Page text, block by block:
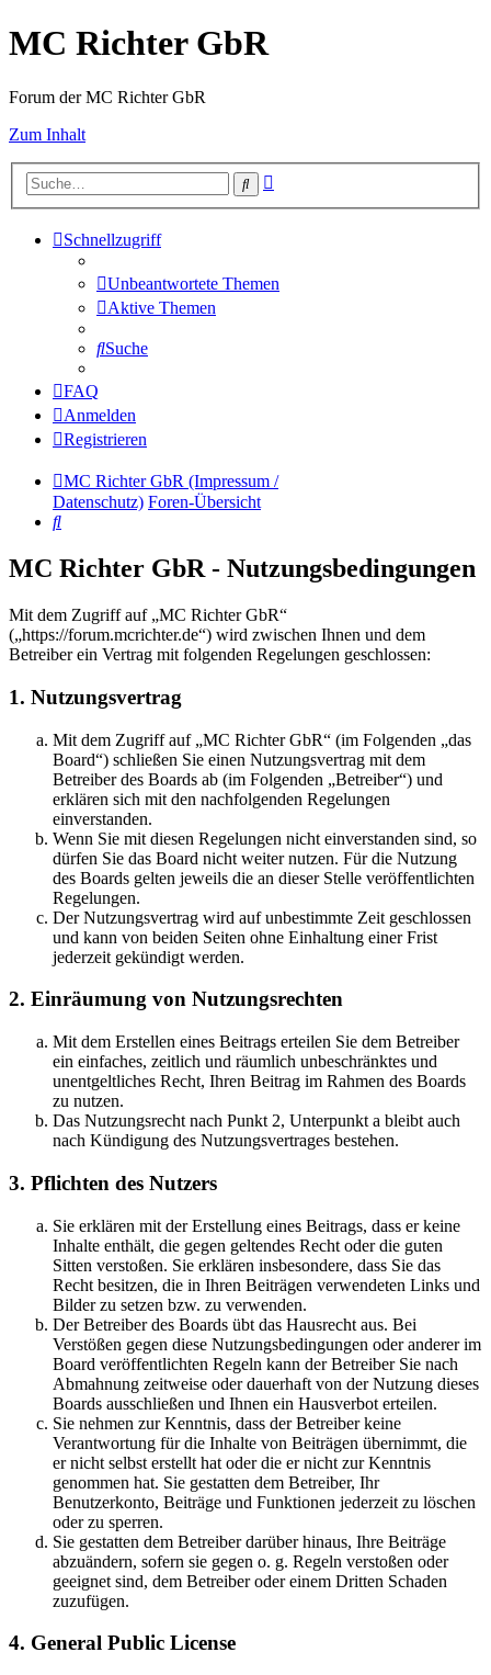
MC Richter GbR
Forum der MC Richter GbR
Zum Inhalt
Suche
Schnellzugriff
Unbeantwortete Themen
Aktive Themen
Suche
FAQ
Anmelden
Registrieren
MC Richter GbR (Impressum /
Datenschutz) Foren-Übersicht
Suche
MC Richter GbR - Nutzungsbedingungen
Mit dem Zugriff auf „MC Richter GbR“
(„https://forum.mcrichter.de“) wird zwischen Ihnen und dem
Betreiber ein Vertrag mit folgenden Regelungen geschlossen:
1. Nutzungsvertrag
Mit dem Zugriff auf „MC Richter GbR“ (im Folgenden „das
Board“) schließen Sie einen Nutzungsvertrag mit dem
Betreiber des Boards ab (im Folgenden „Betreiber“) und
erklären sich mit den nachfolgenden Regelungen
einverstanden.
Wenn Sie mit diesen Regelungen nicht einverstanden sind, so
dürfen Sie das Board nicht weiter nutzen. Für die Nutzung
des Boards gelten jeweils die an dieser Stelle veröffentlichten
Regelungen.
Der Nutzungsvertrag wird auf unbestimmte Zeit geschlossen
und kann von beiden Seiten ohne Einhaltung einer Frist
jederzeit gekündigt werden.
2. Einräumung von Nutzungsrechten
Mit dem Erstellen eines Beitrags erteilen Sie dem Betreiber
ein einfaches, zeitlich und räumlich unbeschränktes und
unentgeltliches Recht, Ihren Beitrag im Rahmen des Boards
zu nutzen.
Das Nutzungsrecht nach Punkt 2, Unterpunkt a bleibt auch
nach Kündigung des Nutzungsvertrages bestehen.
3. Pflichten des Nutzers
Sie erklären mit der Erstellung eines Beitrags, dass er keine
Inhalte enthält, die gegen geltendes Recht oder die guten
Sitten verstoßen. Sie erklären insbesondere, dass Sie das
Recht besitzen, die in Ihren Beiträgen verwendeten Links und
Bilder zu setzen bzw. zu verwenden.
Der Betreiber des Boards übt das Hausrecht aus. Bei
Verstößen gegen diese Nutzungsbedingungen oder anderer im
Board veröffentlichten Regeln kann der Betreiber Sie nach
Abmahnung zeitweise oder dauerhaft von der Nutzung dieses
Boards ausschließen und Ihnen ein Hausverbot erteilen.
Sie nehmen zur Kenntnis, dass der Betreiber keine
Verantwortung für die Inhalte von Beiträgen übernimmt, die
er nicht selbst erstellt hat oder die er nicht zur Kenntnis
genommen hat. Sie gestatten dem Betreiber, Ihr
Benutzerkonto, Beiträge und Funktionen jederzeit zu löschen
oder zu sperren.
Sie gestatten dem Betreiber darüber hinaus, Ihre Beiträge
abzuändern, sofern sie gegen o. g. Regeln verstoßen oder
geeignet sind, dem Betreiber oder einem Dritten Schaden
zuzufügen.
4. General Public License